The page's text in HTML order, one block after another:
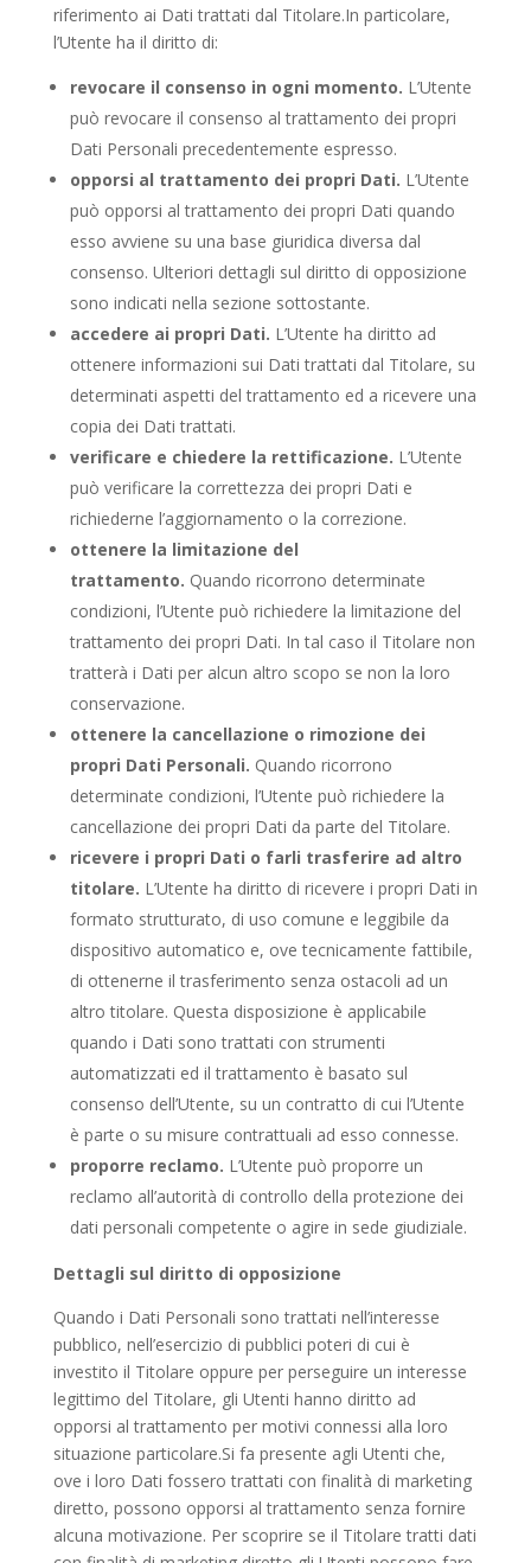
riferimento ai Dati trattati dal Titolare.In particolare,
l’Utente ha il diritto di:
revocare il consenso in ogni momento. L’Utente
può revocare il consenso al trattamento dei propri
Dati Personali precedentemente espresso.
opporsi al trattamento dei propri Dati. L’Utente
può opporsi al trattamento dei propri Dati quando
esso avviene su una base giuridica diversa dal
consenso. Ulteriori dettagli sul diritto di opposizione
sono indicati nella sezione sottostante.
accedere ai propri Dati. L’Utente ha diritto ad
ottenere informazioni sui Dati trattati dal Titolare, su
determinati aspetti del trattamento ed a ricevere una
copia dei Dati trattati.
verificare e chiedere la rettificazione. L’Utente
può verificare la correttezza dei propri Dati e
richiederne l’aggiornamento o la correzione.
ottenere la limitazione del
trattamento. Quando ricorrono determinate
condizioni, l’Utente può richiedere la limitazione del
trattamento dei propri Dati. In tal caso il Titolare non
tratterà i Dati per alcun altro scopo se non la loro
conservazione.
ottenere la cancellazione o rimozione dei
propri Dati Personali. Quando ricorrono
determinate condizioni, l’Utente può richiedere la
cancellazione dei propri Dati da parte del Titolare.
ricevere i propri Dati o farli trasferire ad altro
titolare. L’Utente ha diritto di ricevere i propri Dati in
formato strutturato, di uso comune e leggibile da
dispositivo automatico e, ove tecnicamente fattibile,
di ottenerne il trasferimento senza ostacoli ad un
altro titolare. Questa disposizione è applicabile
quando i Dati sono trattati con strumenti
automatizzati ed il trattamento è basato sul
consenso dell’Utente, su un contratto di cui l’Utente
è parte o su misure contrattuali ad esso connesse.
proporre reclamo. L’Utente può proporre un
reclamo all’autorità di controllo della protezione dei
dati personali competente o agire in sede giudiziale.
Dettagli sul diritto di opposizione
Quando i Dati Personali sono trattati nell’interesse
pubblico, nell’esercizio di pubblici poteri di cui è
investito il Titolare oppure per perseguire un interesse
legittimo del Titolare, gli Utenti hanno diritto ad
opporsi al trattamento per motivi connessi alla loro
situazione particolare.Si fa presente agli Utenti che,
ove i loro Dati fossero trattati con finalità di marketing
diretto, possono opporsi al trattamento senza fornire
alcuna motivazione. Per scoprire se il Titolare tratti dati